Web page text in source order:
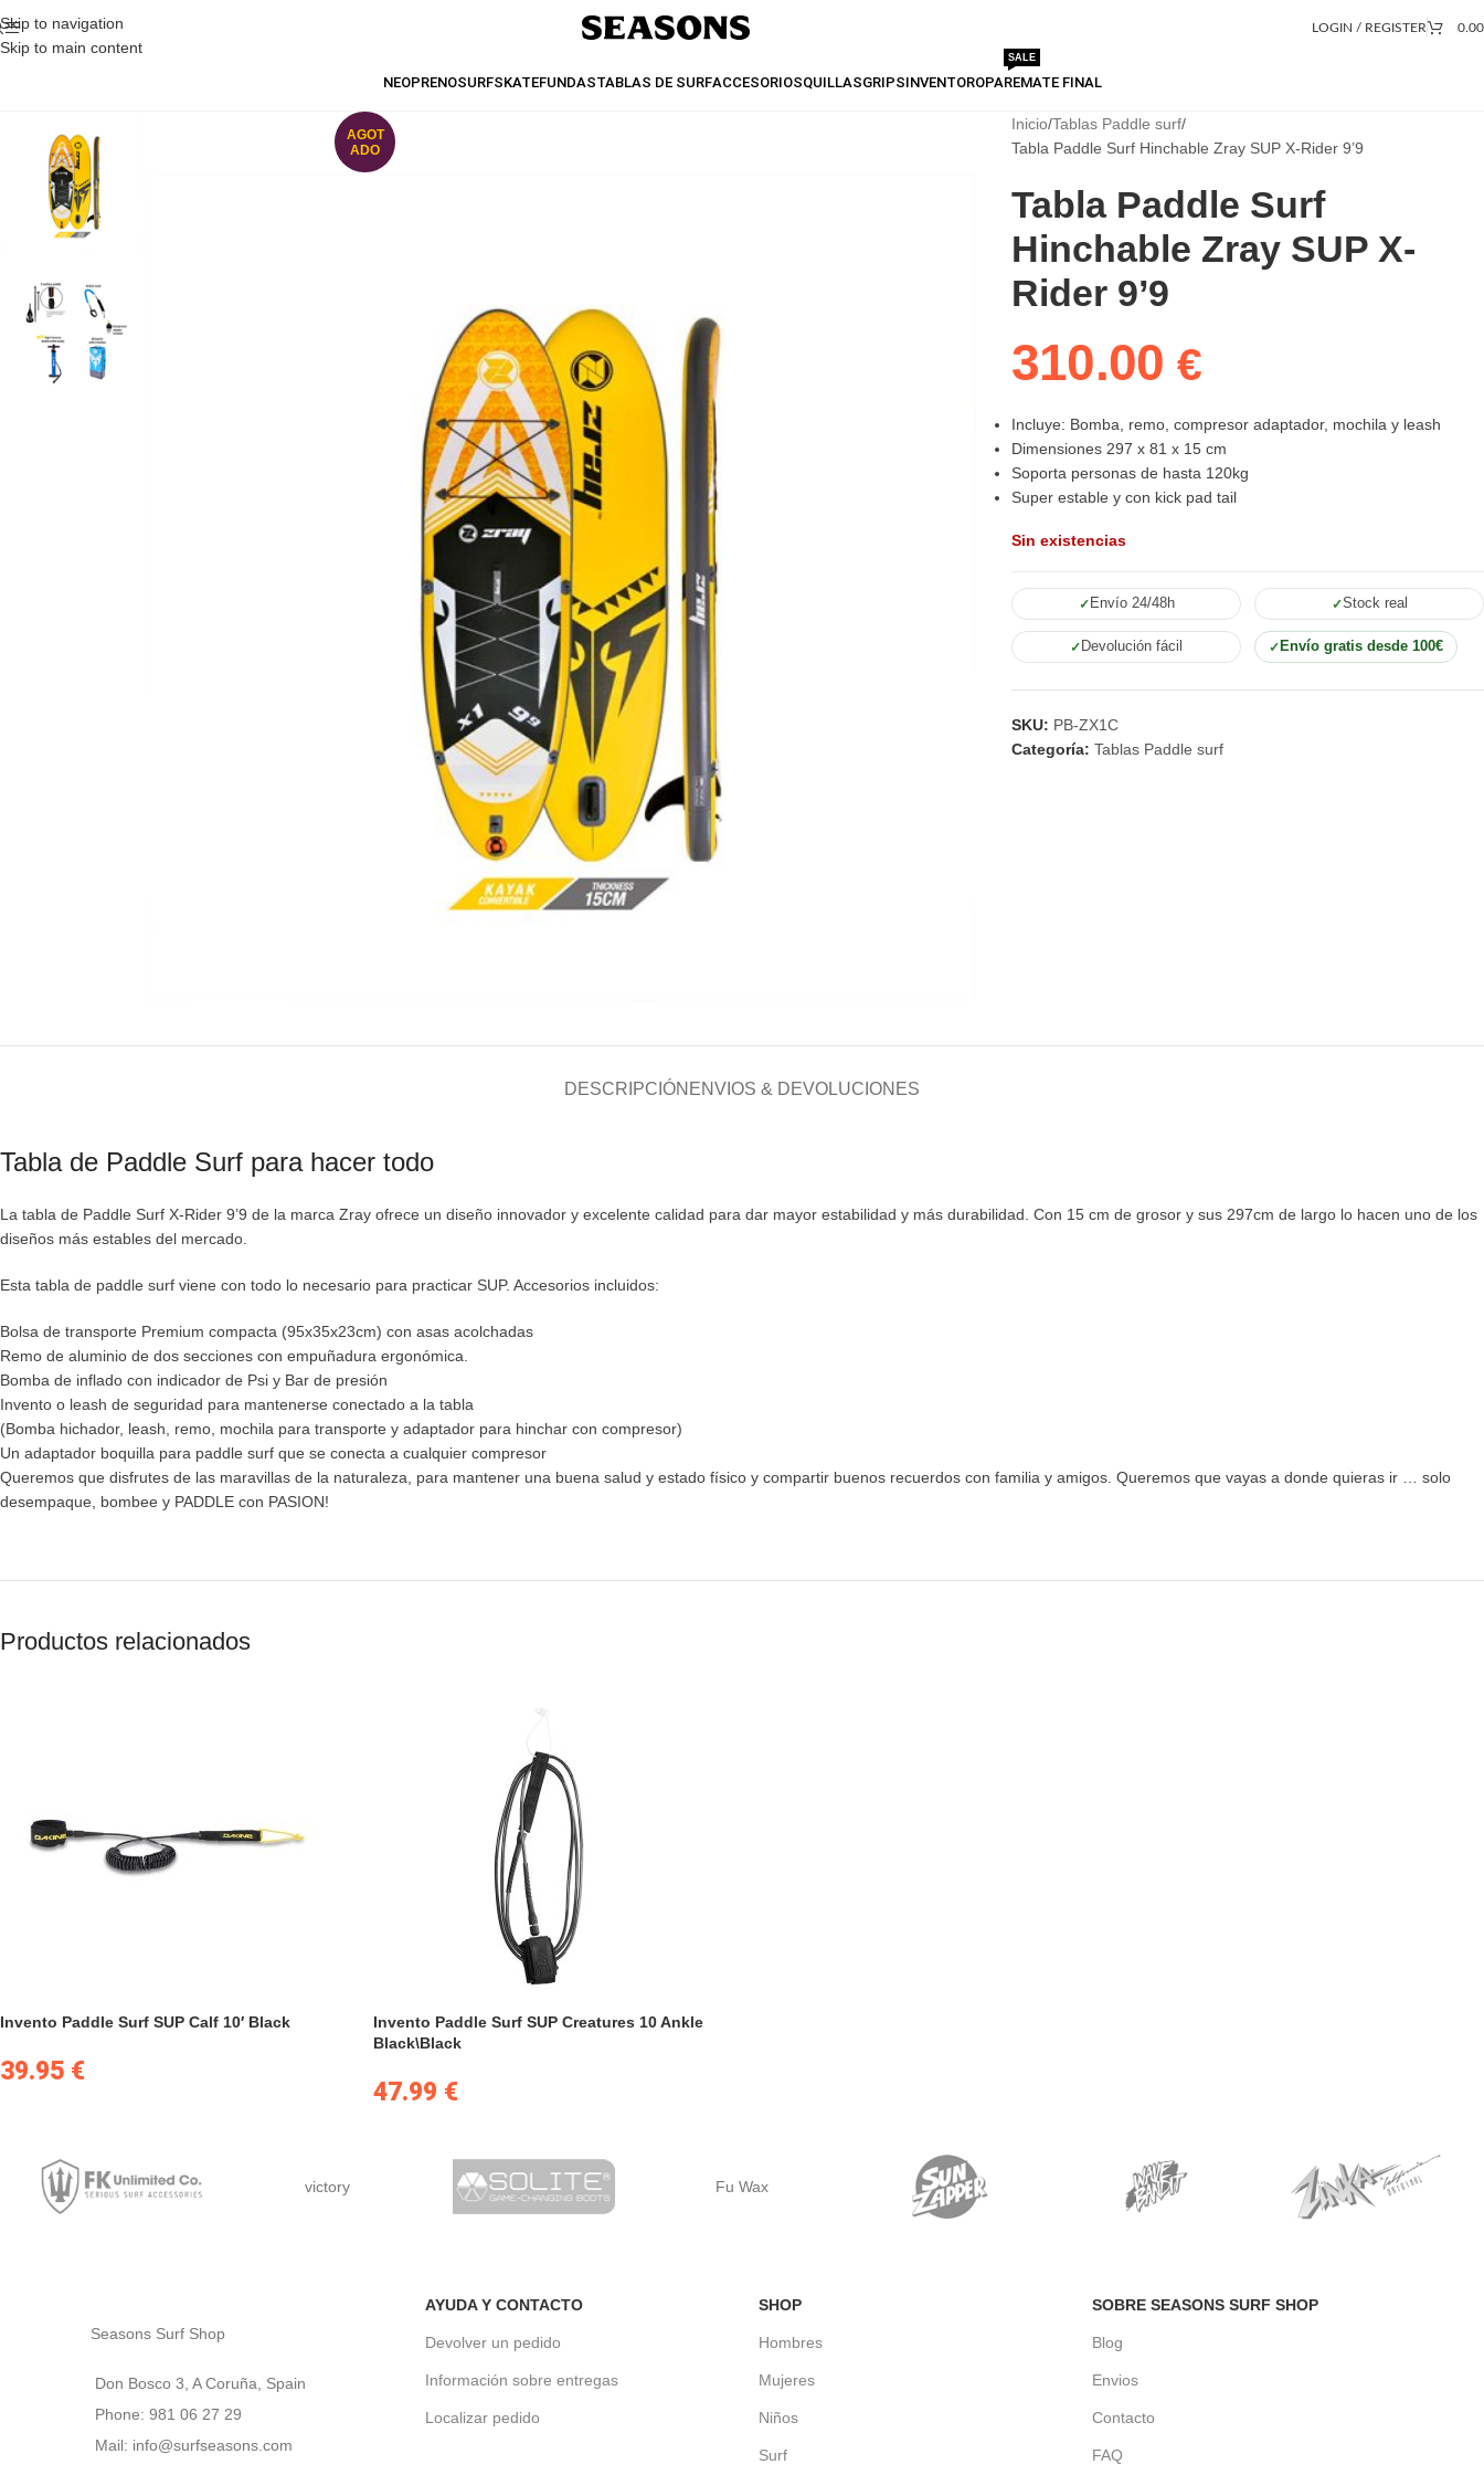
Skip to navigation
Skip to main content
LOGIN / REGISTER
NEOPRENOSURFSKATEFUNDASTABLAS DE SURFACCESORIOSQUILLASGRIPSINVENTOROPAREMATE FINAL
SALE
AGOT
ADO
Inicio Tablas Paddle surf
Tabla Paddle Surf Hinchable Zray SUP X-Rider 9’9
Tabla Paddle Surf
Hinchable Zray SUP X-
Rider 9’9
310.00€
Incluye: Bomba, remo, compresor adaptador, mochila y leash
Dimensiones 297 x 81 x 15 cm
Soporta personas de hasta 120kg
Super estable y con kick pad tail
Sin existencias
Envío 24/48h Stock real
Devolución fácil Envío gratis desde 100€
SKU: PB-ZX1C
Categoría: Tablas Paddle surf
DESCRIPCIÓN ENVIOS & DEVOLUCIONES
Tabla de Paddle Surf para hacer todo
La tabla de Paddle Surf X-Rider 9’9 de la marca Zray ofrece un diseño innovador y excelente calidad para dar mayor estabilidad y más durabilidad. Con 15 cm de grosor y sus 297cm de largo lo hacen uno de los
diseños más estables del mercado.
Esta tabla de paddle surf viene con todo lo necesario para practicar SUP. Accesorios incluidos:
Bolsa de transporte Premium compacta (95x35x23cm) con asas acolchadas
Remo de aluminio de dos secciones con empuñadura ergonómica.
Bomba de inflado con indicador de Psi y Bar de presión
Invento o leash de seguridad para mantenerse conectado a la tabla
(Bomba hichador, leash, remo, mochila para transporte y adaptador para hinchar con compresor)
Un adaptador boquilla para paddle surf que se conecta a cualquier compresor
Queremos que disfrutes de las maravillas de la naturaleza, para mantener una buena salud y estado físico y compartir buenos recuerdos con familia y amigos. Queremos que vayas a donde quieras ir … solo
desempaque, bombee y PADDLE con PASION!
Productos relacionados
Invento Paddle Surf SUP Calf 10′ Black
39.95 €
Invento Paddle Surf SUP Creatures 10 Ankle
Black\Black
47.99 €
victory Fu Wax
Seasons Surf Shop
Don Bosco 3, A Coruña, Spain
Phone: 981 06 27 29
Mail: info@surfseasons.com
AYUDA Y CONTACTO
Devolver un pedido
Información sobre entregas
Localizar pedido
SHOP
Hombres
Mujeres
Niños
Surf
SOBRE SEASONS SURF SHOP
Blog
Envios
Contacto
FAQ